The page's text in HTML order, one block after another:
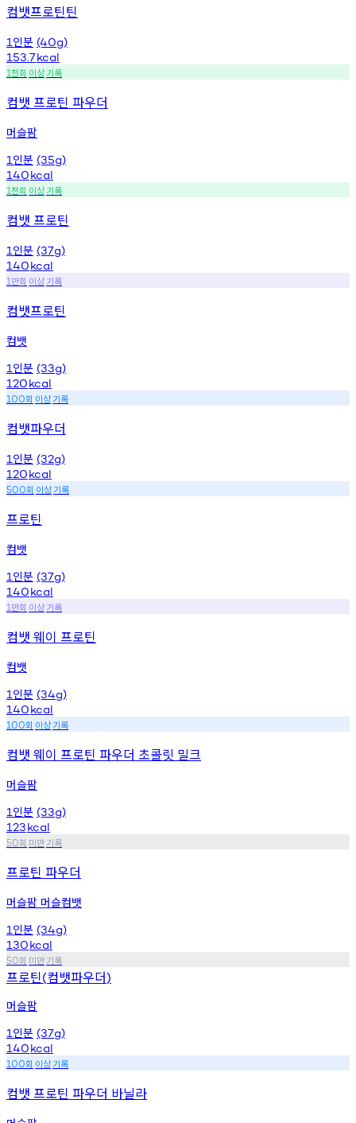
컴뱃프로틴틴
1 인분 (40g)
153.7kcal
1천회 이상기록
컴뱃 프로틴 파우더
머슬팜
1 인분 (35g)
140kcal
1천회 이상기록
컴뱃 프로틴
1 인분 (37g)
140kcal
1 만회 이상기록
컴뱃프로틴
컴뱃
1 인분 (33g)
120kcal
100회 이상기록
컴뱃파우더
1 인분 (32g)
120kcal
500회 이상기록
프로틴
컴뱃
1 인분 (37g)
140kcal
1 만회 이상기록
컴뱃 웨이 프로틴
컴뱃
1 인분 (34g)
140kcal
100회 이상기록
컴뱃 웨이 프로틴 파우더 초콜릿 밀크
머슬팜
1 인분 (33g)
123kcal
50회 미만기록
프로틴 파우더
머슬팜 머슬컴뱃
1 인분 (34g)
130kcal
50회 미만기록
프로틴(컴뱃파우더)
머슬팜
1 인분 (37g)
140kcal
100회 이상기록
컴뱃 프로틴 파우더 바닐라